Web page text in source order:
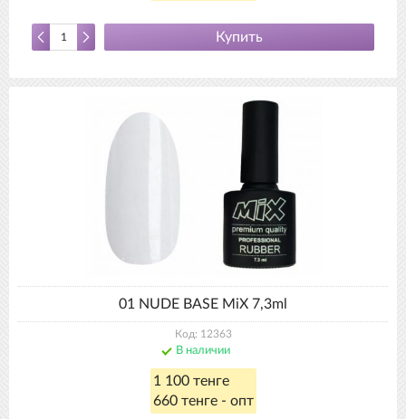
Купить
01 NUDE BASE MiX 7,3ml
Код: 12363
В наличии
1 100 тенге
660 тенге - опт